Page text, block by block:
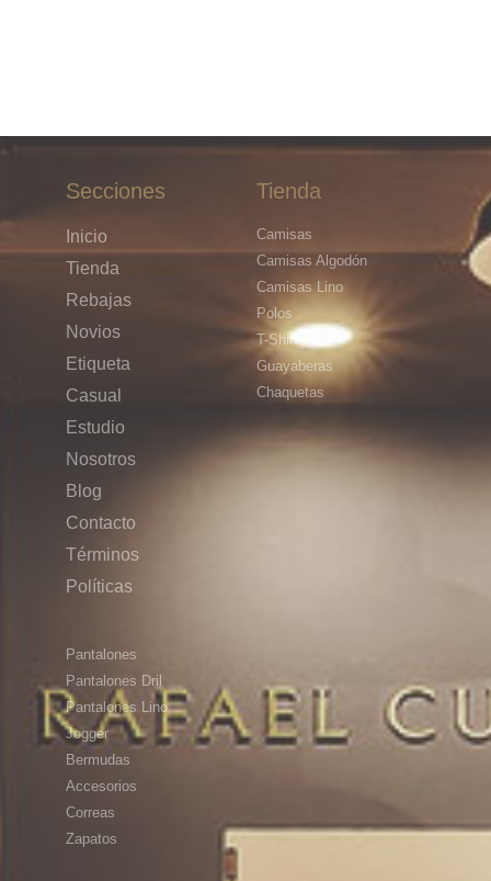
Secciones
Inicio
Tienda
Rebajas
Novios
Etiqueta
Casual
Estudio
Nosotros
Blog
Contacto
Términos
Políticas
Tienda
Camisas
Camisas Algodón
Camisas Lino
Polos
T-Shirts
Guayaberas
Chaquetas
Pantalones
Pantalones Dril
Pantalones Lino
Jogger
Bermudas
Accesorios
Correas
Zapatos